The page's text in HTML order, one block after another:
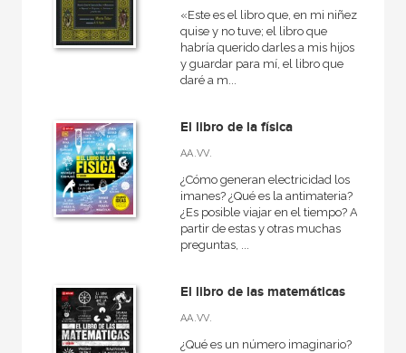
«Este es el libro que, en mi niñez,
quise y no tuve; el libro que
habría querido darles a mis hijos
y guardar para mí, el libro que
daré a m...
El libro de la física
AA.VV.
¿Cómo generan electricidad los
imanes? ¿Qué es la antimateria?
¿Es posible viajar en el tiempo? A
partir de estas y otras muchas
preguntas, ...
El libro de las matemáticas
AA.VV.
¿Qué es un número imaginario?